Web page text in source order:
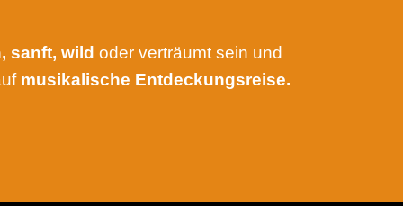
sanft, wild oder verträumt sein und
musikalische Entdeckungsreise.